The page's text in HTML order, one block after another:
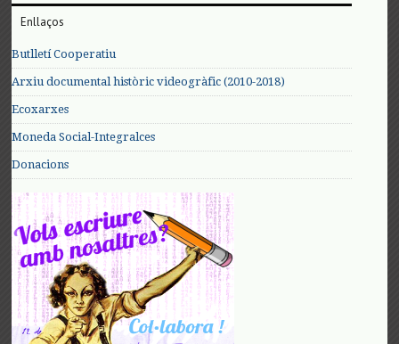
Enllaços
Butlletí Cooperatiu
Arxiu documental històric videogràfic (2010-2018)
Ecoxarxes
Moneda Social-Integralces
Donacions